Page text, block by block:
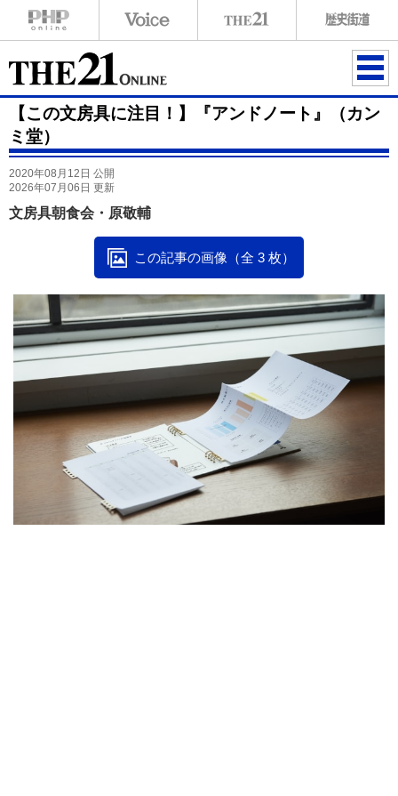
ME
NU
【この文房具に注目！】『アンドノート』（カン
ミ堂）
2020年08月12日 公開
2026年07月06日 更新
文房具朝食会・原敬輔
この記事の画像（全 3 枚）